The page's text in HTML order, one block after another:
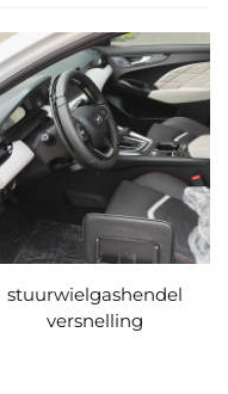
stuurwielgashendel
versnelling